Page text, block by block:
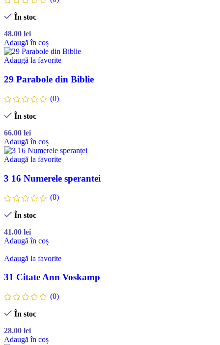
În stoc
48.00 lei
Adaugă în coș
Adaugă la favorite
29 Parabole din Biblie
(0)
În stoc
66.00 lei
Adaugă în coș
Adaugă la favorite
3 16 Numerele sperantei
(0)
În stoc
41.00 lei
Adaugă în coș
Adaugă la favorite
31 Citate Ann Voskamp
(0)
În stoc
28.00 lei
Adaugă în coș